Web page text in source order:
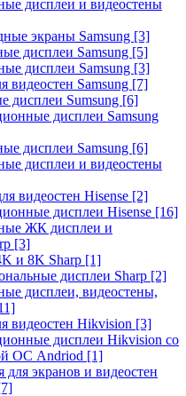
дисплеи и видеостены
экраны Samsung [3]
дисплеи Samsung [5]
дисплеи Samsung [3]
видеостен Samsung [7]
дисплеи Sumsung [6]
дисплеи Samsung
дисплеи Samsung [6]
дисплеи и видеостены
видеостен Hisense [2]
дисплеи Hisense [16]
ЖК дисплеи и
[3]
и 8K Sharp [1]
дисплеи Sharp [2]
дисплеи, видеостены,
видеостен Hikvision [3]
дисплеи Hikvision со
ОС Andriod [1]
для экранов и видеостен